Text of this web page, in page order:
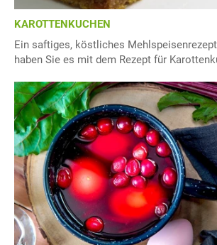
KAROTTENKUCHEN
Ein saftiges, köstliches
haben Sie es mit dem Rezept für